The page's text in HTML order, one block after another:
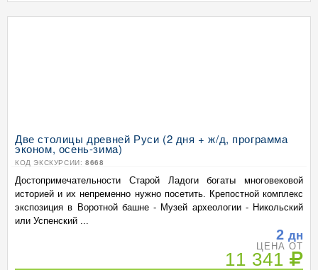
Две столицы древней Руси (2 дня + ж/д, программа
эконом, осень-зима)
КОД ЭКСКУРСИИ: 8668
Достопримечательности Старой Ладоги богаты многовековой
историей и их непременно нужно посетить. Крепостной комплекс
экспозиция в Воротной башне - Музей археологии - Никольский
или Успенский ...
2 дн
ЦЕНА ОТ
11 341